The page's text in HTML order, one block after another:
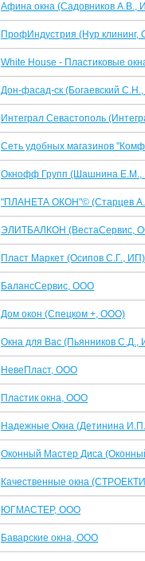
Афина окна (Садовников А.В.,
ПрофИндустрия (Нур клининг,
White House - Пластиковые
Дон-фасад-ск (Богаевский
Интеграл Севастополь
Сеть удобных магазинов
Окнофф Групп (Шашнина Е.М.,
"ПЛАНЕТА ОКОН"© (Старцев
ЭЛИТБАЛКОН (ВестаСервис,
Пласт Маркет (Осипов С.Г., ИП)
БалансСервис, ООО
Дом окон (Спецком +, ООО)
Окна для Вас (Пьянников С.Д.,
НевеПласт, ООО
Пластик окна, ООО
Надежные Окна (Детинина
Оконный Мастер Диса
Качественные окна
ЮГМАСТЕР, ООО
Баварские окна, ООО